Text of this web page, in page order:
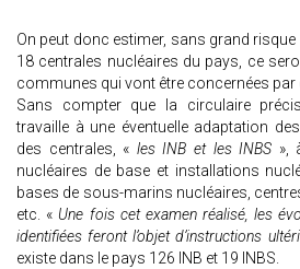
On peut donc estimer, sans grand risque
18 centrales nucléaires du pays, ce
communes qui vont être concernées par
Sans compter que la circulaire
travaille à une éventuelle adaptation
des centrales, « les INB et les INBS »,
nucléaires de base et installations
bases de sous-marins nucléaires,
etc. « Une fois cet examen réalisé, les
identifiées feront l’objet d’instructions
existe dans le pays 126 INB et 19 INBS.